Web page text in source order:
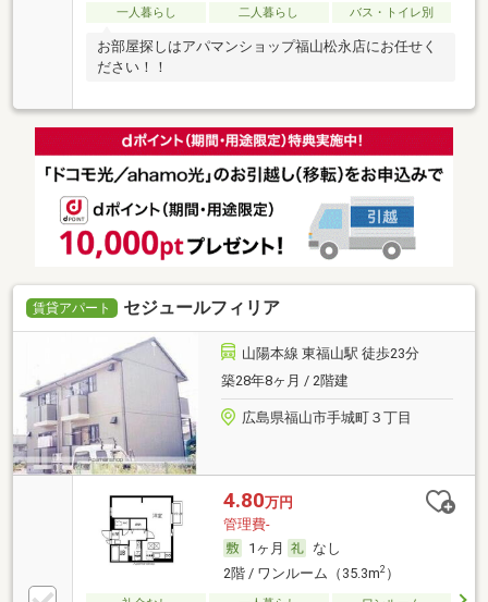
一人暮らし
二人暮らし バス・トイレ別
お部屋探しはアパマンショップ福山松永店にお任せく
ださい！！
賃貸アパート セジュールフィリア
山陽本線 東福山駅 徒歩23分
築28年8ヶ月 / 2階建
広島県福山市手城町３丁目
4.80万円
管理費-
1ヶ月
なし
2階 / ワンルーム（35.3m2）